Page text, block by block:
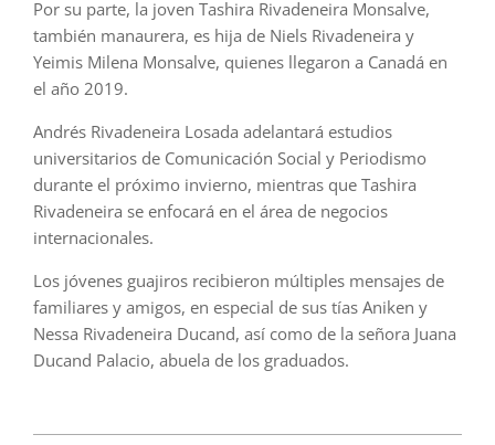
Por su parte, la joven Tashira Rivadeneira Monsalve,
también manaurera, es hija de Niels Rivadeneira y
Yeimis Milena Monsalve, quienes llegaron a Canadá en
el año 2019.
Andrés Rivadeneira Losada adelantará estudios
universitarios de Comunicación Social y Periodismo
durante el próximo invierno, mientras que Tashira
Rivadeneira se enfocará en el área de negocios
internacionales.
Los jóvenes guajiros recibieron múltiples mensajes de
familiares y amigos, en especial de sus tías Aniken y
Nessa Rivadeneira Ducand, así como de la señora Juana
Ducand Palacio, abuela de los graduados.